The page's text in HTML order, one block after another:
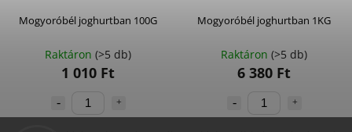
Mogyoróbél joghurtban 100G
Raktáron (>5 db)
1 010 Ft
Mogyoróbél joghurtban 1KG
Raktáron (>5 db)
6 380 Ft